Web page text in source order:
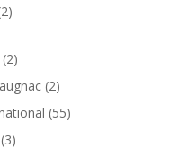
(2)
(2)
(55)
(3)